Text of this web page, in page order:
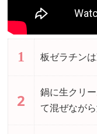
1 板ゼラチン
2
鍋に生クリ
て混ぜなが